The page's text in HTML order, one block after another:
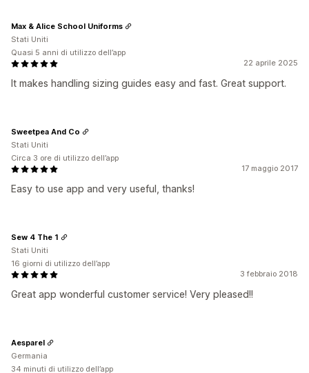
22 aprile 2025
It makes handling sizing guides easy and fast. Great support.
Max & Alice School Uniforms
Stati Uniti
Quasi 5 anni di utilizzo dell’app
17 maggio 2017
Easy to use app and very useful, thanks!
Sweetpea And Co
Stati Uniti
Circa 3 ore di utilizzo dell’app
3 febbraio 2018
Great app wonderful customer service! Very pleased!!
Sew 4 The 1
Stati Uniti
16 giorni di utilizzo dell’app
Aesparel
Germania
34 minuti di utilizzo dell’app